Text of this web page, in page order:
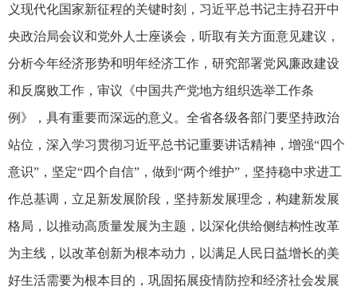
义现代化国家新征程的关键时刻，习近平总书记主持召开中
央政治局会议和党外人士座谈会，听取有关方面意见建议，
分析今年经济形势和明年经济工作，研究部署党风廉政建设
和反腐败工作，审议《中国共产党地方组织选举工作条
例》，具有重要而深远的意义。全省各级各部门要坚持政治
站位，深入学习贯彻习近平总书记重要讲话精神，增强“四个
意识”，坚定“四个自信”，做到“两个维护”，坚持稳中求进工
作总基调，立足新发展阶段，坚持新发展理念，构建新发展
格局，以推动高质量发展为主题，以深化供给侧结构性改革
为主线，以改革创新为根本动力，以满足人民日益增长的美
好生活需要为根本目的，巩固拓展疫情防控和经济社会发展